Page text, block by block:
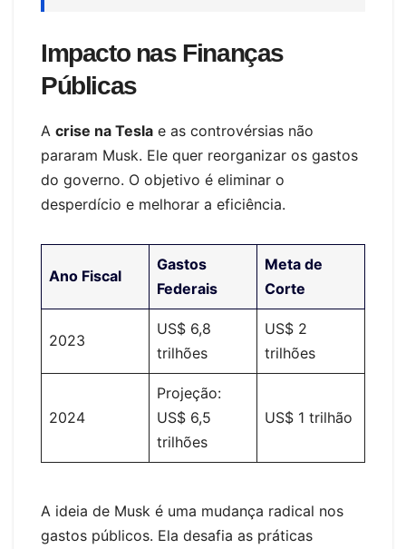
Impacto nas Finanças
Públicas
A crise na Tesla e as controvérsias não
pararam Musk. Ele quer reorganizar os gastos
do governo. O objetivo é eliminar o
desperdício e melhorar a eficiência.
Ano Fiscal
Gastos
Federais
Meta de
Corte
2023
US$ 6,8
trilhões
US$ 2
trilhões
2024
Projeção:
US$ 6,5
trilhões
US$ 1 trilhão
A ideia de Musk é uma mudança radical nos
gastos públicos. Ela desafia as práticas